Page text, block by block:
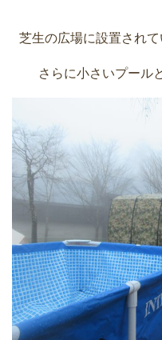
芝生の広場に設置されて
さらに小さいプール